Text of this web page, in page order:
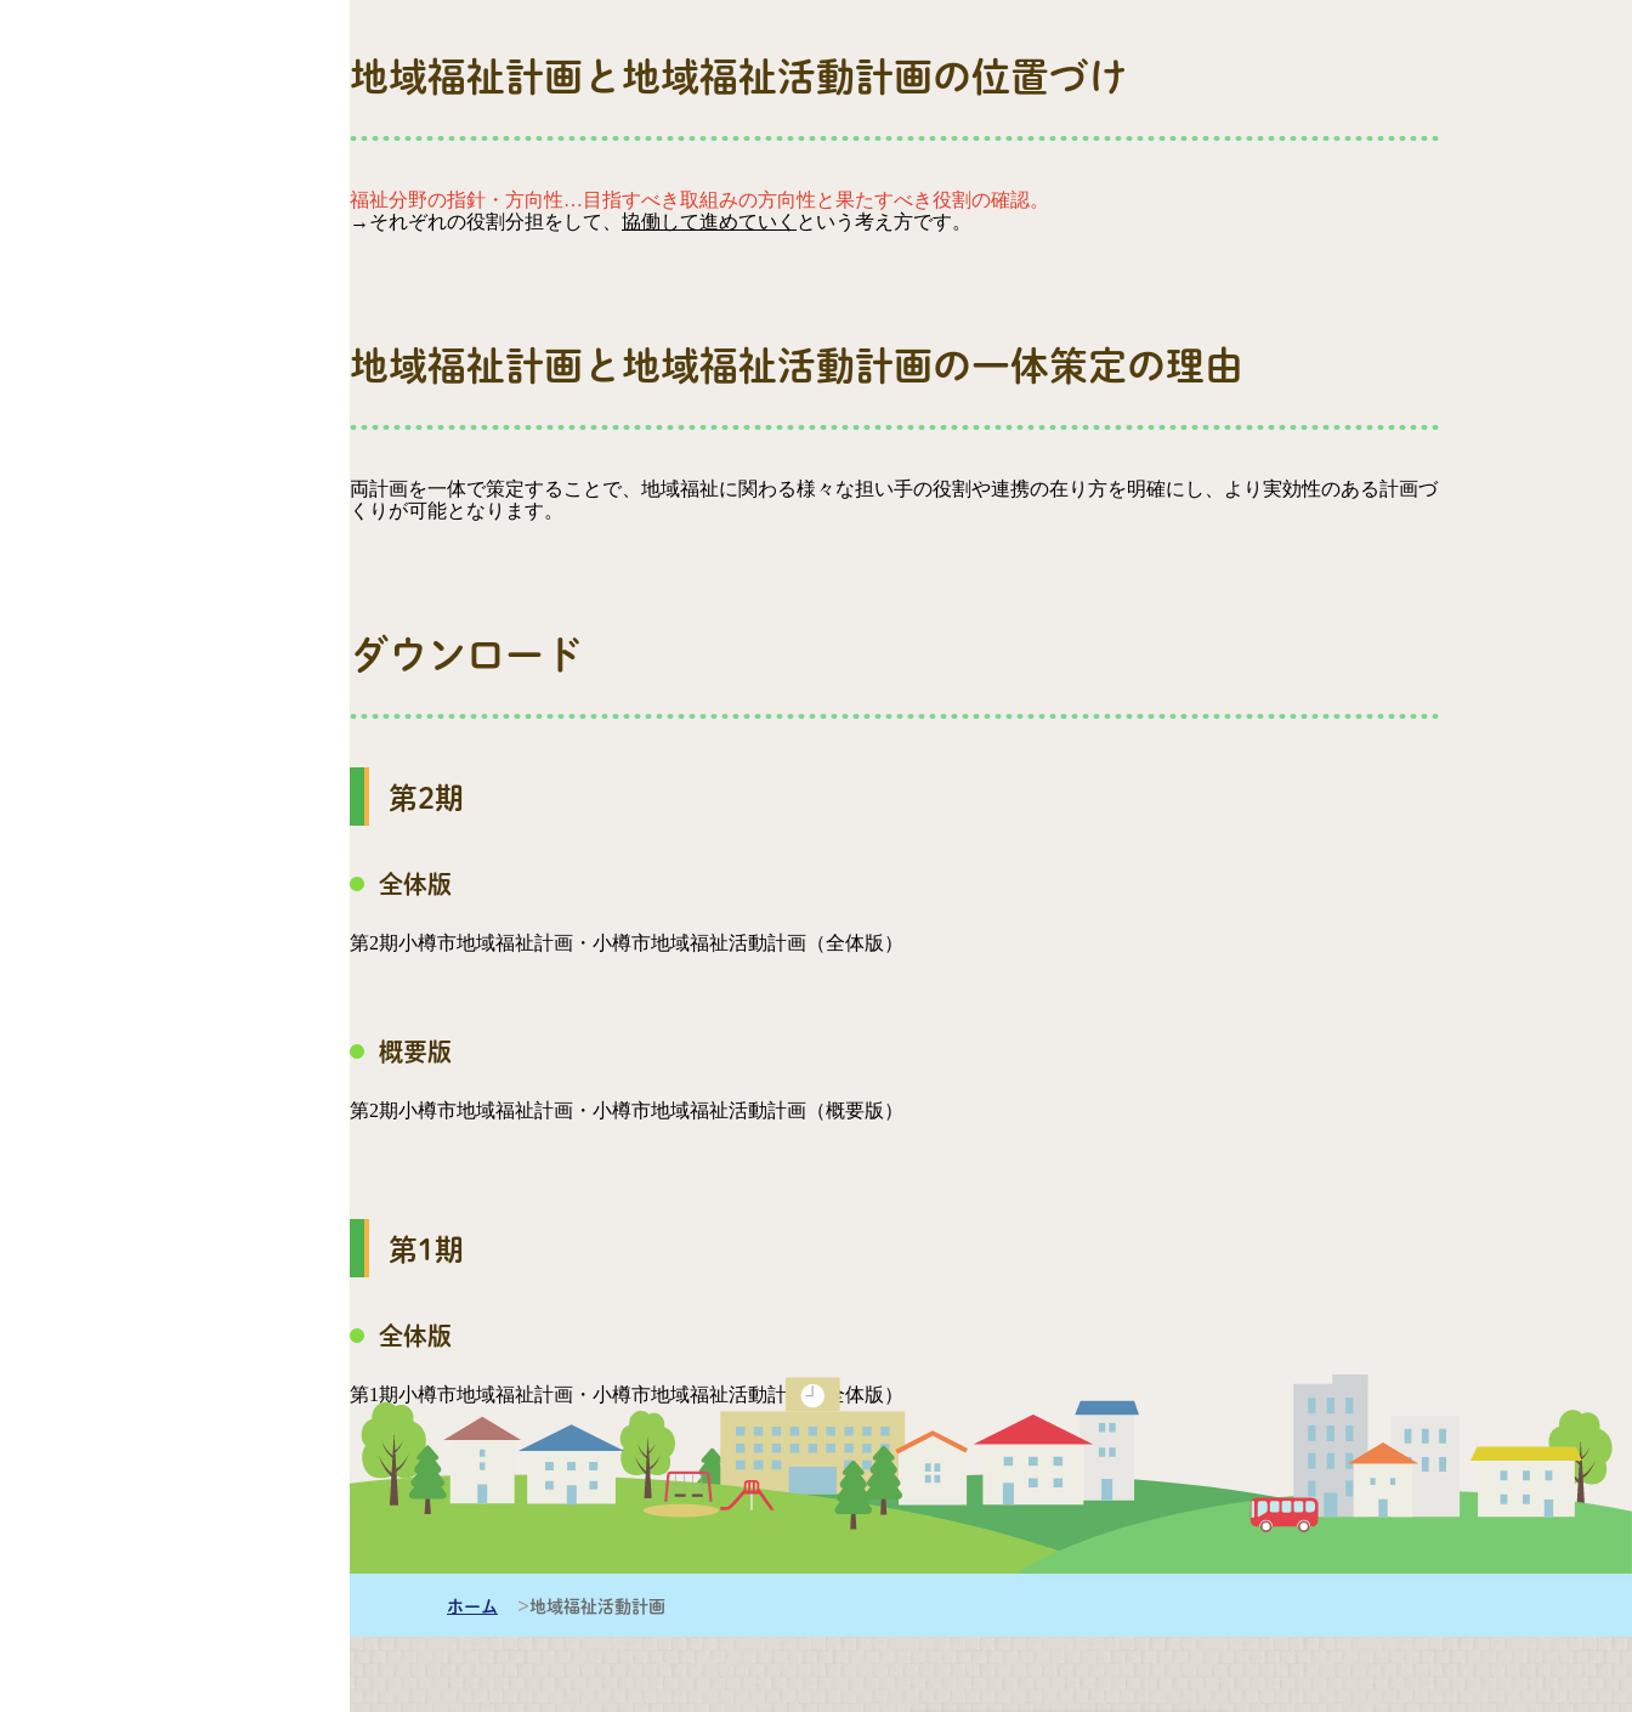
地域福祉計画と地域福祉活動計画の位置づけ
福祉分野の指針・方向性…目指すべき取組みの方向性と果たすべき役割の確認。
→それぞれの役割分担 をして、 協働して進めていく という考え方です。
地域福祉計画と地域福祉活動計画の一体策定の理由
両計画を一体で策定することで、地域福祉に関わる様々な担い手の役割や連携の在り方を明確にし、より実効性のある計画づ
くりが可能となります。
ダウンロード
第2期
全体版
第2期小樽市地域福祉計画・小樽市地域福祉活動計画（全体版）
概要版
第2期小樽市地域福祉計画・小樽市地域福祉活動計画（概要版）
第1期
全体版
第1期小樽市地域福祉計画・小樽市地域福祉活動計画（全体版）
概要版
ホーム 地域福祉活動計画